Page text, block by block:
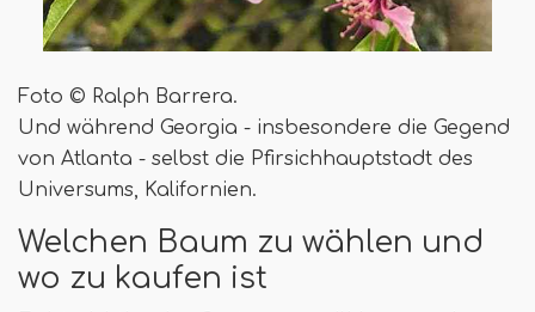
Foto © Ralph Barrera.
Und während Georgia - insbesondere die Gegend
von Atlanta - selbst die Pfirsichhauptstadt des
Universums, Kalifornien.
Welchen Baum zu wählen und
wo zu kaufen ist